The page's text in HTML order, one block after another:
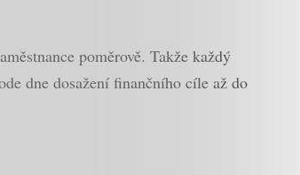
poměrově. Takže každý
dne dosažení finančního cíle až do